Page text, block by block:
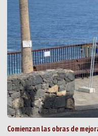
Comienzan las obras de